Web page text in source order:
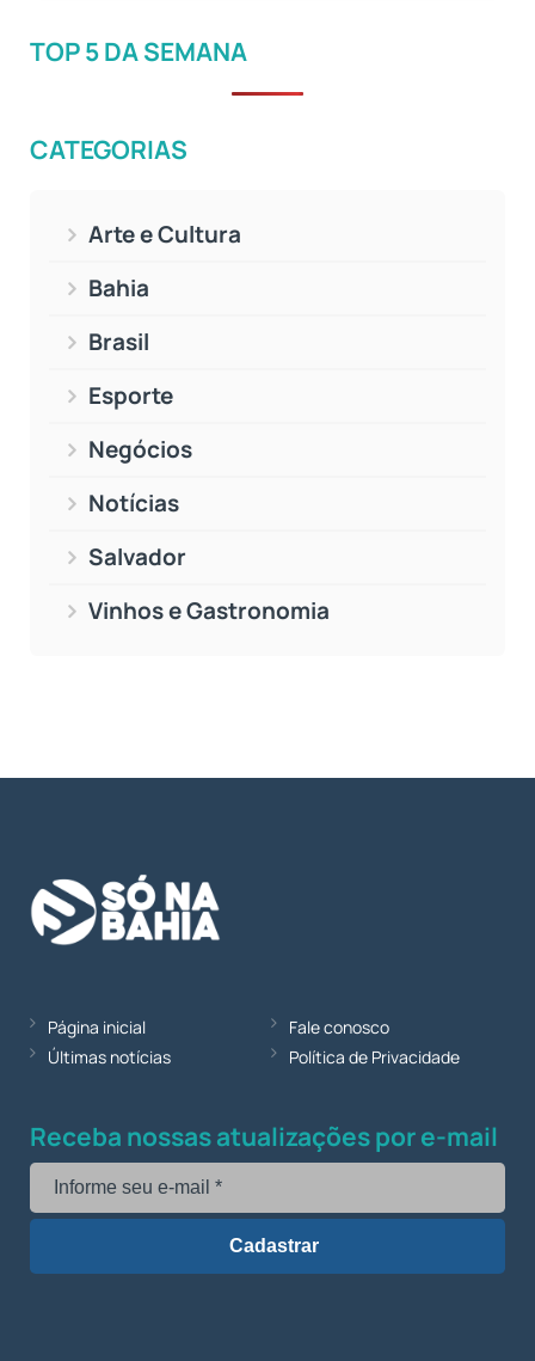
TOP 5 DA SEMANA
CATEGORIAS
Arte e Cultura
Bahia
Brasil
Esporte
Negócios
Notícias
Salvador
Vinhos e Gastronomia
Página inicial
Últimas notícias
Fale conosco
Política de Privacidade
Receba nossas atualizações por e-mail